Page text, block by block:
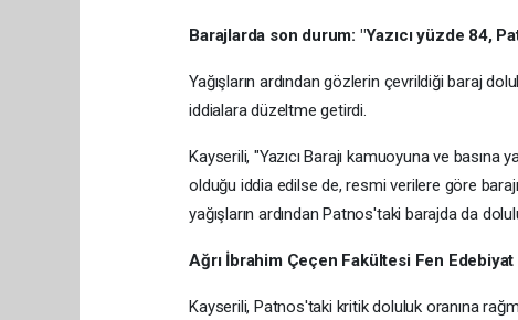
Barajlarda son durum: "Yazıcı yüzde 84,
Yağışların ardından gözlerin çevrildiği baraj
iddialara düzeltme getirdi.
Kayserili, "Yazıcı Barajı kamuoyuna ve basına
olduğu iddia edilse de, resmi verilere göre
yağışların ardından Patnos'taki barajda da
Ağrı İbrahim Çeçen Fakültesi Fen
Kayserili, Patnos'taki kritik doluluk oranına